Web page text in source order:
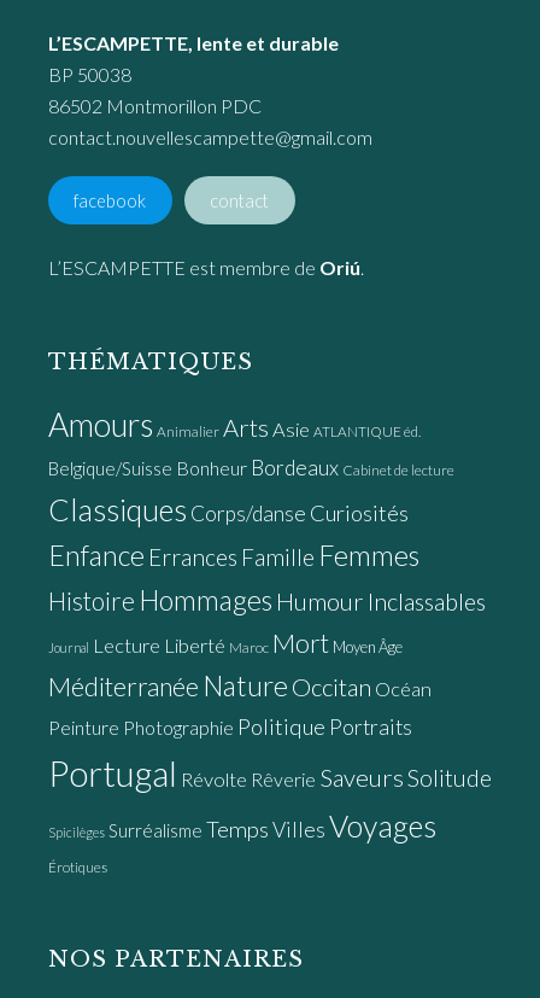
L’ESCAMPETTE, lente et durable
BP 50038
86502 Montmorillon PDC
contact.nouvellescampette@gmail.com
facebook contact
L’ESCAMPETTE est membre de Oriú
THÉMATIQUES
Amours Animalier Arts Asie ATLANTIQUE éd.
Belgique/Suisse Bonheur Bordeaux Cabinet de lecture
Classiques Corps/danse Curiosités
Enfance Errances Famille Femmes
Histoire Hommages Humour Inclassables
Journal Lecture Liberté Maroc Mort Moyen Âge
Méditerranée Nature Occitan Océan
Peinture Photographie Politique Portraits
Portugal Révolte Rêverie Saveurs Solitude
Spicilèges Surréalisme TempsVillesVoyages
Érotiques
NOS PARTENAIRES